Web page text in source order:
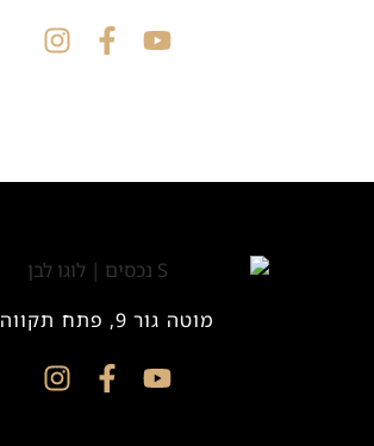
מוטה גור 9, פתח תקווה